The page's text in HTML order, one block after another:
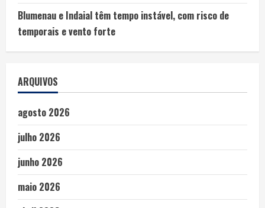
Blumenau e Indaial têm tempo instável, com risco de
temporais e vento forte
ARQUIVOS
agosto 2026
julho 2026
junho 2026
maio 2026